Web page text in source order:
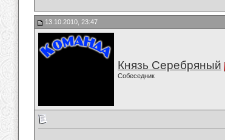
13.10.2010, 23:47
Князь Серебряный
Собеседник